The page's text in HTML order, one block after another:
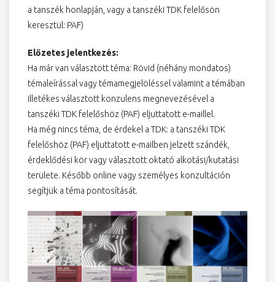
a tanszék honlapján, vagy a tanszéki TDK felelősön
keresztül: PAF)
Előzetes jelentkezés:
Ha már van választott téma: Rövid (néhány mondatos)
témaleírással vagy témamegjelöléssel valamint a témában
illetékes választott konzulens megnevezésével a
tanszéki TDK felelőshöz (PAF) eljuttatott e-maillel.
Ha még nincs téma, de érdekel a TDK: a tanszéki TDK
felelőshöz (PAF) eljuttatott e-mailben jelzett szándék,
érdeklődési kör vagy választott oktató alkotási/kutatási
területe. Később online vagy személyes konzultáción
segítjük a téma pontosítását.